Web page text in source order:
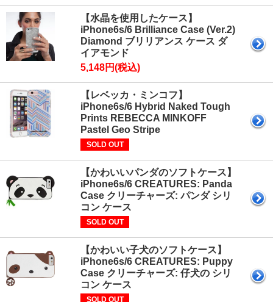
【水晶を使用したケース】
iPhone6s/6 Brilliance Case (Ver.2)
Diamond ブリリアンス ケース ダ
イアモンド
5,148円(税込)
【レベッカ・ミンコフ】
iPhone6s/6 Hybrid Naked Tough
Prints REBECCA MINKOFF
Pastel Geo Stripe
SOLD OUT
【かわいいパンダのソフトケース】
iPhone6s/6 CREATURES: Panda
Case クリーチャーズ: パンダ シリ
コン ケース
SOLD OUT
【かわいい子犬のソフトケース】
iPhone6s/6 CREATURES: Puppy
Case クリーチャーズ: 仔犬の シリ
コン ケース
SOLD OUT